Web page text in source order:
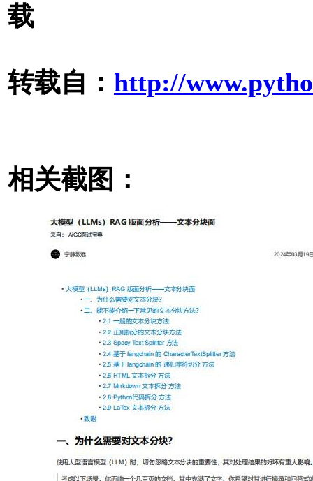
载
转载自： http://
相关截图：